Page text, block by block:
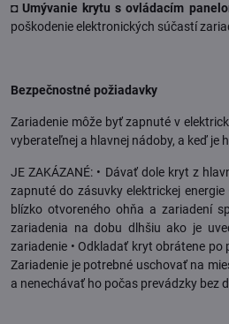
◘ Umývanie krytu s ovládacím
poškodenie elektronických súčastí
Bezpečnostné požiadavky
Zariadenie môže byť zapnuté v
vyberateľnej a hlavnej nádoby, a keď je
JE ZAKÁZANÉ: • Dávať dole kryt z
zapnuté do zásuvky elektrickej
blízko otvoreného ohňa a zariadení
zariadenia na dobu dlhšiu ako je
zariadenie • Odkladať kryt obrátene po
Zariadenie je potrebné uschovať na
a nenechávať ho počas prevádzky bez